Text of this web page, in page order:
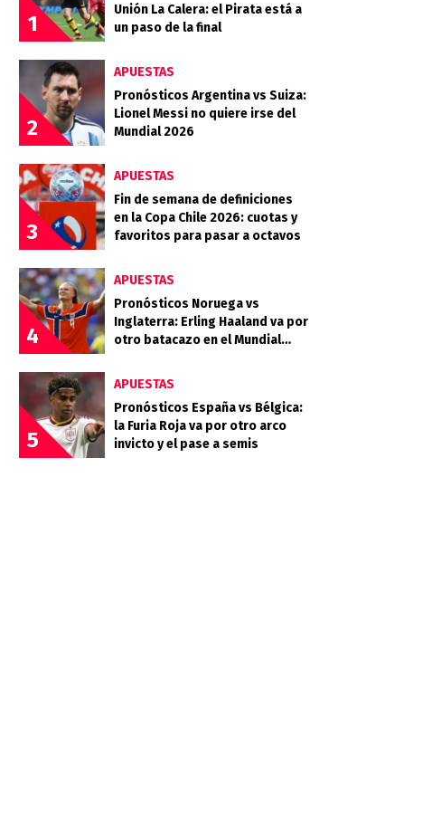
1
Unión La Calera: el Pirata está a
un paso de la final
2
APUESTAS
Pronósticos Argentina vs Suiza:
Lionel Messi no quiere irse del
Mundial 2026
3
APUESTAS
Fin de semana de definiciones
en la Copa Chile 2026: cuotas y
favoritos para pasar a octavos
4
APUESTAS
Pronósticos Noruega vs
Inglaterra: Erling Haaland va por
otro batacazo en el Mundial
5
APUESTAS
Pronósticos España vs Bélgica:
la Furia Roja va por otro arco
invicto y el pase a semis